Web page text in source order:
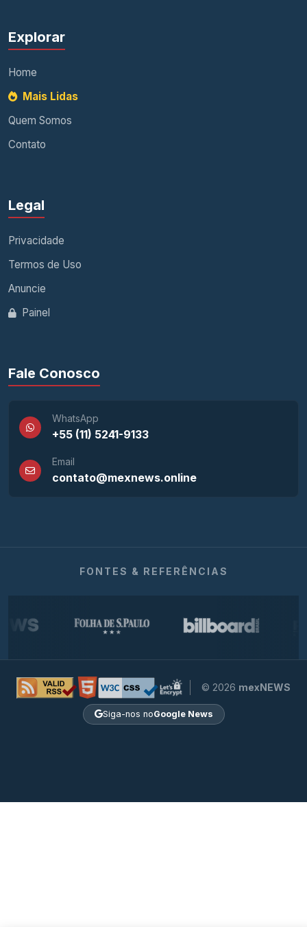
Explorar
Home
Mais Lidas
Quem Somos
Contato
Legal
Privacidade
Termos de Uso
Anuncie
Painel
Fale Conosco
WhatsApp
+55 (11) 5241-9133
Email
contato@mexnews.online
FONTES & REFERÊNCIAS
© 2026 mexNEWS
Siga-nos noGoogle News